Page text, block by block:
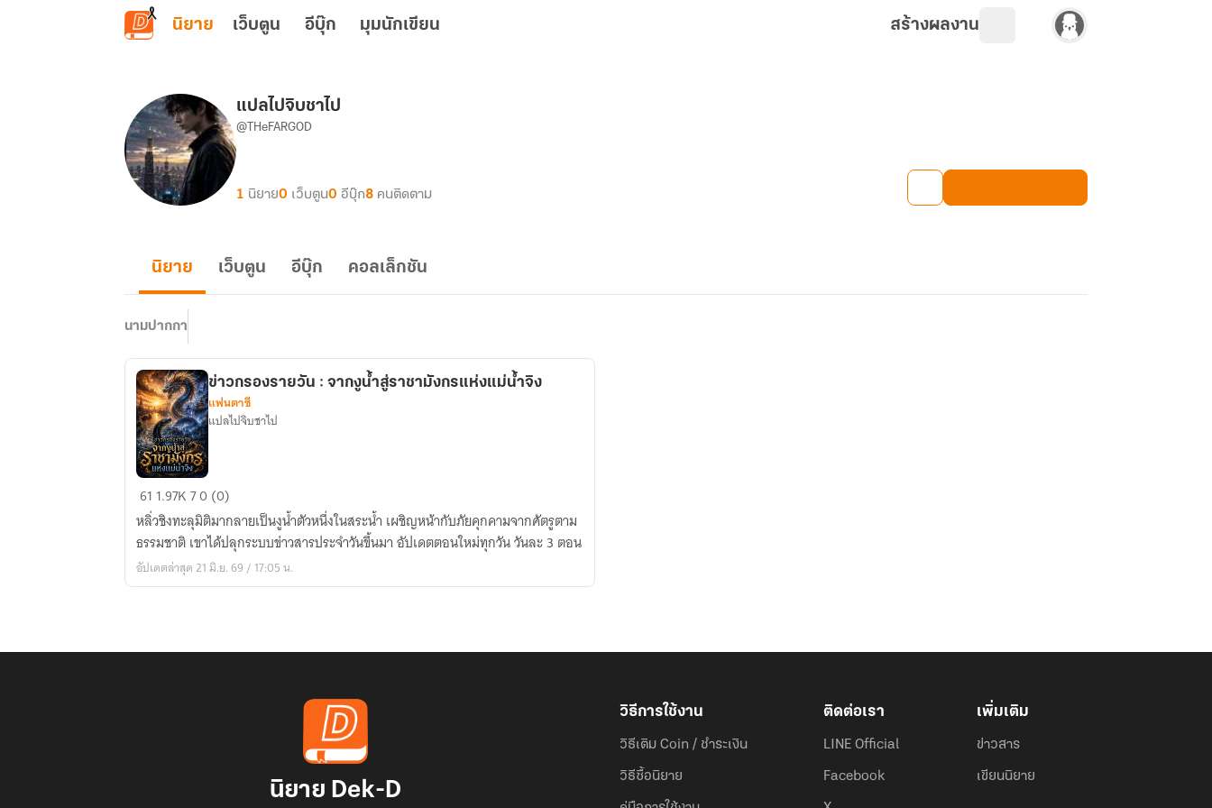
ข้ามไปยังเนื้อหาหลัก
นิยาย เว็บตูน อีบุ๊ก มุมนักเขียน สร้างผลงาน
แปลไปจิบชาไป
@THeFARGOD
1 นิยาย0 เว็บตูน0 อีบุ๊ก8 คนติดตาม
นิยาย เว็บตูน อีบุ๊ก คอลเล็กชัน
นามปากกา
ข่าว
กรอง
ราย
วัน
:
ข่าวกรองรายวัน : จากงูน้ำสู่ราชามังกรแห่งแม่น้ำจิง
แฟนตาซี
แปลไปจิบชาไป
61 1.97K70 (0)
หลิ่วชิงทะลุมิติมากลายเป็นงูน้ำตัวหนึ่งในสระน้ำ เผชิญหน้ากับภัยคุกคามจากศัตรูตาม
ธรรมชาติ เขาได้ปลุกระบบข่าวสารประจำวันขึ้นมา อัปเดตตอนใหม่ทุกวัน วันละ 3 ตอน
อัปเดตล่าสุด 21 มิ.ย. 69 / 17:05 น.
นิยาย Dek-D
วิธีการใช้งาน
วิธีเติม Coin / ชำระเงิน
วิธีซื้อนิยาย
ติดต่อเรา
LINE Official
Facebook
เพิ่มเติม
ข่าวสาร
เขียนนิยาย